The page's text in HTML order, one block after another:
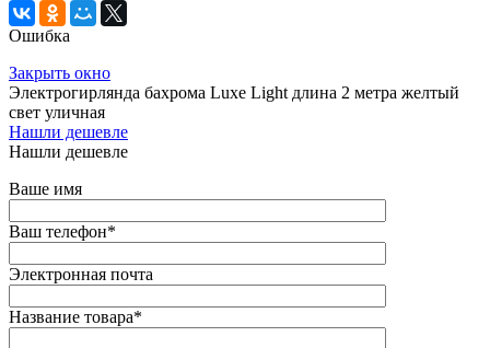
Ошибка
Закрыть окно
Электрогирлянда бахрома Luxe Light длина 2 метра желтый
свет уличная
Нашли дешевле
Нашли дешевле
Ваше имя
Ваш телефон*
Электронная почта
Название товара*